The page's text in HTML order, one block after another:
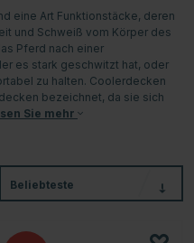
eine Art Funktionstäcke, deren
und Schweiß vom Körper des
Pferd nach einer
es stark geschwitzt hat, oder
zu halten. Coolerdecken
bezeichnet, da sie sich
Sie mehr
Beliebteste